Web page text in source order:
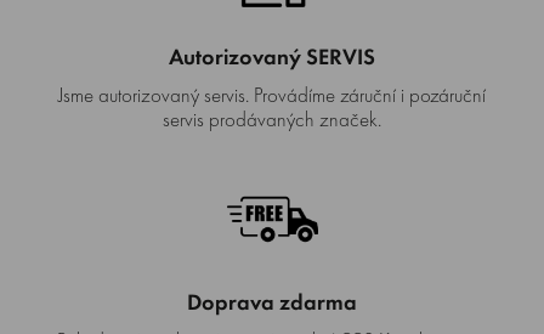
Autorizovaný SERVIS
Jsme autorizovaný servis. Provádíme záruční i pozáruční
servis prodávaných značek.
Doprava zdarma